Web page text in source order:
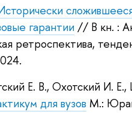
гарантии // В кн. :
ретроспектива,
Е. В.,Охотский И. Е.,
для вузов М.: